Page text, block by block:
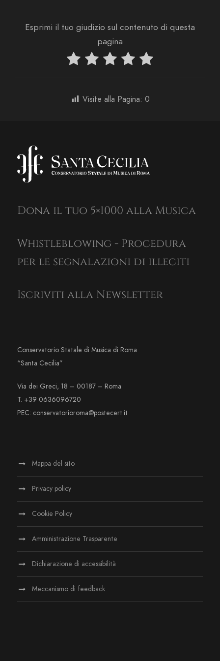
Esprimi il tuo giudizio sul contenuto di questa
pagina
Visite alla Pagina: 0
Dona il tuo 5×1000 alla Musica
Whistleblowing - Procedura
per le segnalazioni di illeciti
Iscriviti alla Newsletter
Conservatorio Statale di Musica di Roma
“Santa Cecilia”
Via dei Greci, 18 – 00187 – Roma
T. +39 0636096720
PEC: conservatorioroma@postecert.it
Mappa del sito
Privacy policy
Cookie Policy
Amministrazione Trasparente
Dichiarazione di accessibilità
Meccanismo di feedback